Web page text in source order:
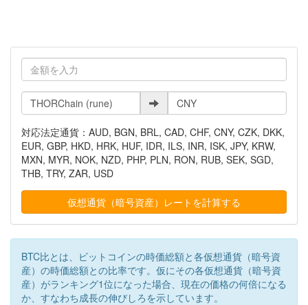
対応法定通貨：AUD, BGN, BRL, CAD, CHF, CNY, CZK, DKK,
EUR, GBP, HKD, HRK, HUF, IDR, ILS, INR, ISK, JPY, KRW,
MXN, MYR, NOK, NZD, PHP, PLN, RON, RUB, SEK, SGD,
THB, TRY, ZAR, USD
BTC比とは、ビットコインの時価総額と各仮想通貨（暗号資
産）の時価総額との比率です。仮にその各仮想通貨（暗号資
産）がランキング1位になった場合、現在の価格の何倍になる
か、すなわち成長の伸びしろを示しています。